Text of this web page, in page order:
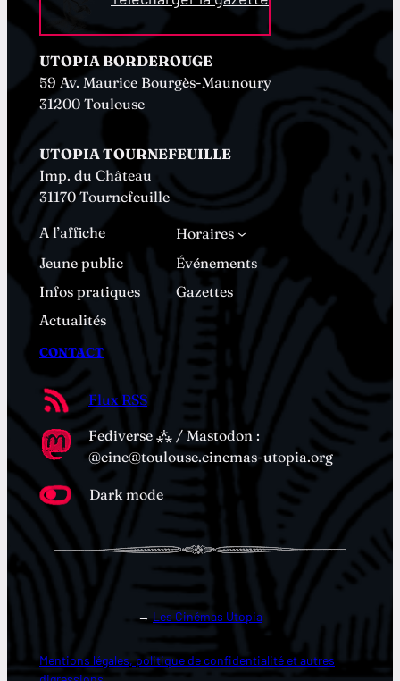
UTOPIA BORDEROUGE
59 Av. Maurice Bourgès-Maunoury
31200 Toulouse
UTOPIA TOURNEFEUILLE
Imp. du Château
31170 Tournefeuille
A l’affiche
Horaires
Jeune public
Événements
Infos pratiques
Gazettes
Actualités
CONTACT
Flux RSS
Fediverse ⁂ / Mastodon :
@cine@toulouse.cinemas-utopia.org
Dark mode
→ Les Cinémas Utopia
Mentions légales, politique de confidentialité et autres